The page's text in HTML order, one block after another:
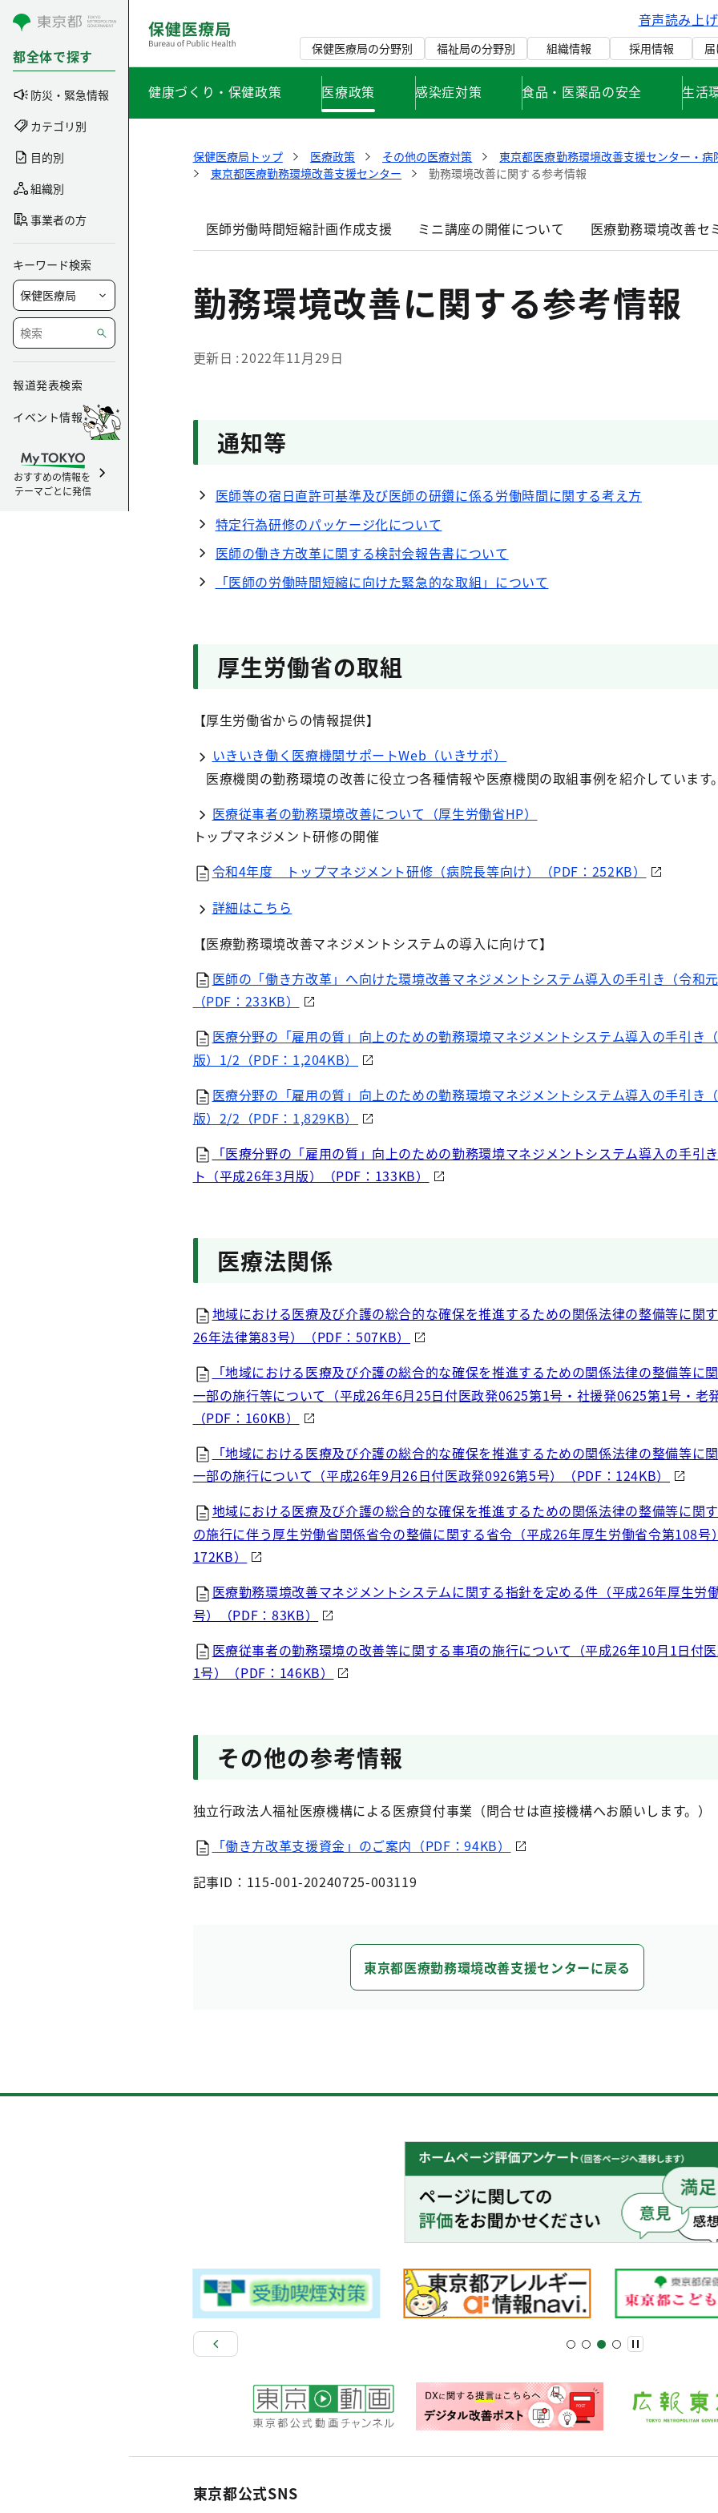
コンテンツにスキップ
都全体で探す
防災・緊急情報
カテゴリ別
目的別
組織別
事業者の方
キーワード検索
報道発表検索
イベント情報
おすすめの情報を
テーマごとに発信
音声読み上
保健医療局の分野別 福祉局の分野別 組織情報 採用情報
健康づくり・保健政策 医療政策 感染症対策 食品・医薬品の安全 生活
保健医療局トップ 医療政策 その他の医療対策
東京都医療勤務環境改善支援センター・
東京都医療勤務環境改善支援センター
勤務環境改善に関する参考情報
医師労働時間短縮計画作成支援 ミニ講座の開催について 医療勤務環境改善セ
勤務環境改善に関する参考情報
更新日 2022年11月29日
通知等
医師等の宿日直許可基準及び医師の研鑽に係る労働時間に関する考え方
特定行為研修のパッケージ化について
医師の働き方改革に関する検討会報告書について
「医師の労働時間短縮に向けた緊急的な取組」について
厚生労働省の取組
【厚生労働省からの情報提供】
いきいき働く医療機関サポートWeb（いきサポ）
医療機関の勤務環境の改善に役立つ各種情報や医療機関の取組事例を紹介しています。
医療従事者の勤務環境改善について（厚生労働省HP）
トップマネジメント研修の開催
令和4年度 トップマネジメント研修（病院長等向け）（PDF：252KB）
詳細はこちら
【医療勤務環境改善マネジメントシステムの導入に向けて】
医師の「働き方改革」へ向けた環境改善マネジメントシステム導入の手引き（令和元
（PDF：233KB）
医療分野の「雇用の質」向上のための勤務環境マネジメントシステム導入の手引き
版）1/2（PDF：1,204KB）
医療分野の「雇用の質」向上のための勤務環境マネジメントシステム導入の手引き
版）2/2（PDF：1,829KB）
「医療分野の「雇用の質」向上のための勤務環境マネジメントシステム導入の手引
ト（平成26年3月版）（PDF：133KB）
医療法関係
地域における医療及び介護の総合的な確保を推進するための関係法律の整備等に関
26年法律第83号）（PDF：507KB）
「地域における医療及び介護の総合的な確保を推進するための関係法律の整備等に
一部の施行等について（平成26年6月25日付医政発0625第1号・社援発0625第1号・老
（PDF：160KB）
「地域における医療及び介護の総合的な確保を推進するための関係法律の整備等に
一部の施行について（平成26年9月26日付医政発0926第5号）（PDF：124KB）
地域における医療及び介護の総合的な確保を推進するための関係法律の整備等に関
の施行に伴う厚生労働省関係省令の整備に関する省令（平成26年厚生労働省令第108号
172KB）
医療勤務環境改善マネジメントシステムに関する指針を定める件（平成26年厚生労
号）（PDF：83KB）
医療従事者の勤務環境の改善等に関する事項の施行について（平成26年10月1日付
1号）（PDF：146KB）
その他の参考情報
独立行政法人福祉医療機構による医療貸付事業（問合せは直接機構へお願いします。）
「働き方改革支援資金」のご案内（PDF：94KB）
記事ID：115-001-20240725-003119
東京都医療勤務環境改善支援センターに戻る
東京都公式SNS